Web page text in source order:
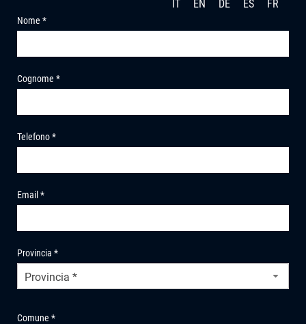
IT EN DE ES FR
Nome *
Cognome *
Telefono *
Email *
Provincia *
Provincia *
Comune *